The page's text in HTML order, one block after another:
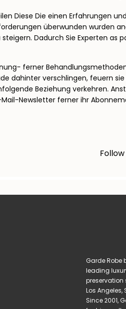
Diese Die einen Erfahrungen
überwunden wurden
steigern. Dadurch Sie Experten
ferner
dahinter verschlingen, feuern
Beziehung verkehren.
Newsletter ferner ihr
Garde Robe
leading
preservation
Los Angeles,
Since 2001,